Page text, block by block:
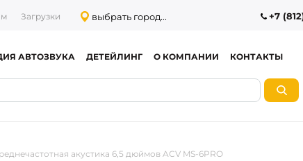
Загрузки выбрать город... +7
АВТОЗВУКА ДЕТЕЙЛИНГ О КОМПАНИИ КОНТАКТЫ
акустика 6,5 дюймов ACV MS-6PRO